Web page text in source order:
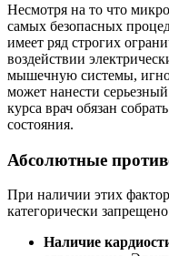
Несмотря на то что
самых безопасных
имеет ряд строгих
воздействии
мышечную системы,
может нанести
курса врач обязан
состояния.
Абсолютные
При наличии этих
категорически
Наличие